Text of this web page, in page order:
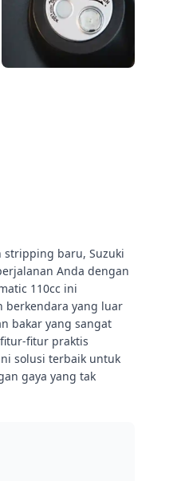
stripping baru, Suzuki
Anda dengan
110cc ini
berkendara yang luar
bakar yang sangat
fitur praktis
solusi terbaik untuk
gaya yang tak